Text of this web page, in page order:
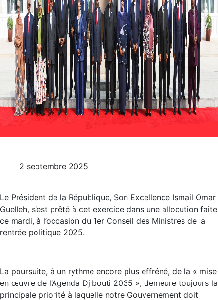
2 septembre 2025
Le Président de la République, Son Excellence Ismail Omar
Guelleh, s’est prêté à cet exercice dans une allocution faite
ce mardi, à l’occasion du 1er Conseil des Ministres de la
rentrée politique 2025.
La poursuite, à un rythme encore plus effréné, de la « mise
en œuvre de l’Agenda Djibouti 2035 », demeure toujours la
principale priorité à laquelle notre Gouvernement doit